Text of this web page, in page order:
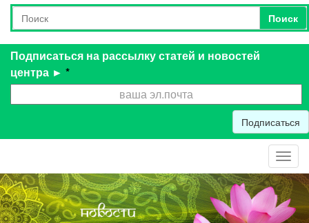
Форма поиска
Поиск
Поиск
Подписаться на рассылку статей и новостей
центра ► *
Подписаться